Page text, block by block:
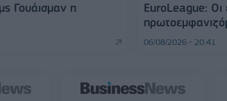
Γουάισμαν η
EuroLeague: Οι
06/08/2026 - 20:41